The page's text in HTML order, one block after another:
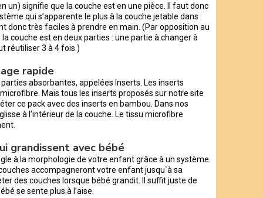
un) signifie que la couche est en une pièce. Il faut donc
qui s’apparente le plus à la couche jetable dans
donc très faciles à prendre en main. (Par opposition au
couche est en deux parties : une partie à changer à
réutiliser 3 à 4 fois.)
rapide
absorbantes, appelées Inserts. Les inserts
Mais tous les inserts proposés sur notre site
ce pack avec des inserts en bambou. Dans nos
à l’intérieur de la couche. Le tissu microfibre
grandissent avec bébé
à la morphologie de votre enfant grâce à un système
accompagneront votre enfant jusqu`à sa
des couches lorsque bébé grandit. Il suffit juste de
se sente plus à l’aise.